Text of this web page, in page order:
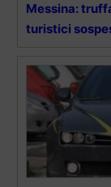
Messina:
turistici